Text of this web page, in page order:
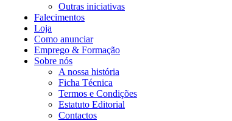
Outras iniciativas
Falecimentos
Loja
Como anunciar
Emprego & Formação
Sobre nós
A nossa história
Ficha Técnica
Termos e Condições
Estatuto Editorial
Contactos